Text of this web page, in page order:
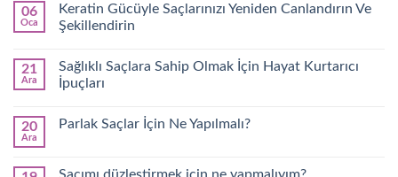
06
Oca
Keratin Gücüyle Saçlarınızı Yeniden Canlandırın Ve
Şekillendirin
21
Ara
Sağlıklı Saçlara Sahip Olmak İçin Hayat Kurtarıcı
İpuçları
20
Ara
Parlak Saçlar İçin Ne Yapılmalı?
Saçımı düzleştirmek için ne yapmalıyım?